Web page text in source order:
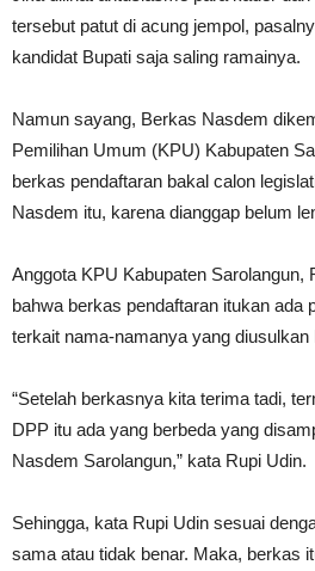
tersebut patut di acung jempol,
kandidat Bupati saja saling ramainya.
Namun sayang, Berkas Nasdem
Pemilihan Umum (KPU) Kabupaten
berkas pendaftaran bakal calon
Nasdem itu, karena dianggap belum
Anggota KPU Kabupaten Sarolangun,
bahwa berkas pendaftaran itukan ada
terkait nama-namanya yang
“Setelah berkasnya kita terima tadi,
DPP itu ada yang berbeda yang
Nasdem Sarolangun,” kata Rupi Udin.
Sehingga, kata Rupi Udin sesuai
sama atau tidak benar. Maka, berkas